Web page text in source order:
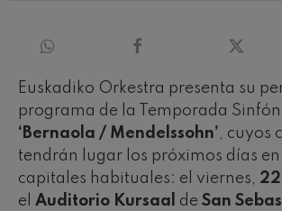
Euskadiko Orkestra presenta su
programa de la Temporada
‘Bernaola / Mendelssohn’ , cuyos
tendrán lugar los próximos días
capitales habituales: el viernes,
el Auditorio Kursaal de San